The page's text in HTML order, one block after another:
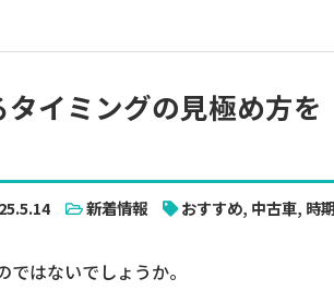
イミングの見極め方を
新着情報 おすすめ, 中古車, 時
はないでしょうか。